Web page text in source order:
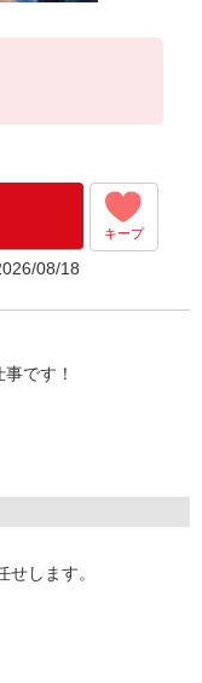
キープ
08/18
です！
好きな方にぴったり
ています。
します。
でいただける環境を作